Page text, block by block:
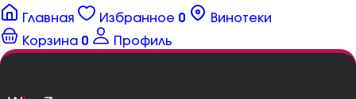
Главная Избранное 0
Винотеки
Корзина 0 Профиль